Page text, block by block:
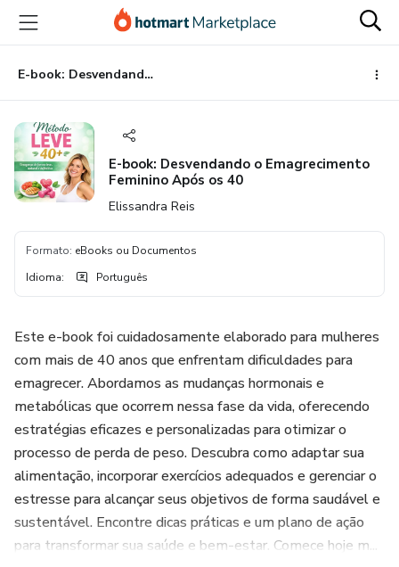
para
conteúdo
principal
para
pagamento
para
rodapé
E-book: Desvendando o Emagrecimento Feminino Após os 40
E-book: Desvendando o Emagrecimento
Feminino Após os 40
Elissandra Reis
Formato: eBooks ou Documentos
Idioma: Português
Este e-book foi cuidadosamente elaborado para mulheres
com mais de 40 anos que enfrentam dificuldades para
emagrecer. Abordamos as mudanças hormonais e
metabólicas que ocorrem nessa fase da vida, oferecendo
estratégias eficazes e personalizadas para otimizar o
processo de perda de peso. Descubra como adaptar sua
alimentação, incorporar exercícios adequados e gerenciar o
estresse para alcançar seus objetivos de forma saudável e
sustentável. Encontre dicas práticas e um plano de ação
para transformar sua saúde e bem-estar. Comece hoje m...